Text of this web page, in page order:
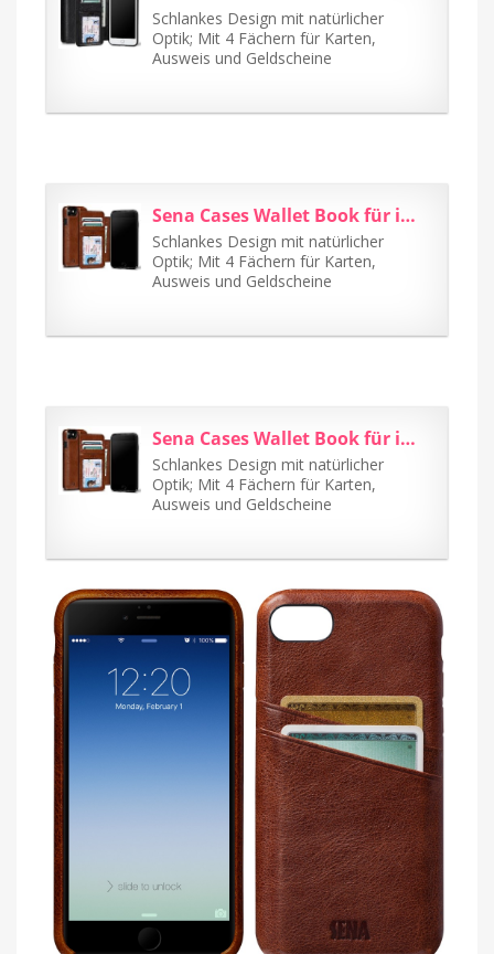
Schlankes Design mit natürlicher
Optik; Mit 4 Fächern für Karten,
Ausweis und Geldscheine
Sena Cases Wallet Book für iPhone 7 cognac
Schlankes Design mit natürlicher
Optik; Mit 4 Fächern für Karten,
Ausweis und Geldscheine
Sena Cases Wallet Book für iPhone 7 Plus cognac
Schlankes Design mit natürlicher
Optik; Mit 4 Fächern für Karten,
Ausweis und Geldscheine